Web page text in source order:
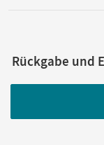
Rückgabe und